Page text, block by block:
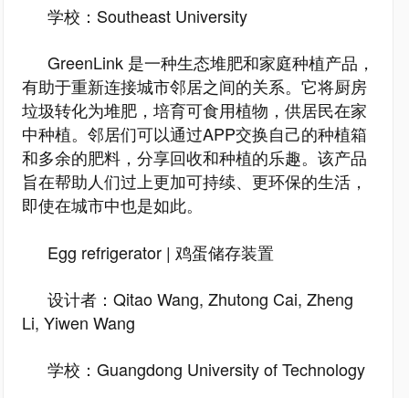
学校：Southeast University
GreenLink 是一种生态堆肥和家庭种植产品，
有助于重新连接城市邻居之间的关系。它将厨房
垃圾转化为堆肥，培育可食用植物，供居民在家
中种植。邻居们可以通过APP交换自己的种植箱
和多余的肥料，分享回收和种植的乐趣。该产品
旨在帮助人们过上更加可持续、更环保的生活，
即使在城市中也是如此。
Egg refrigerator | 鸡蛋储存装置
设计者：Qitao Wang, Zhutong Cai, Zheng
Li, Yiwen Wang
学校：Guangdong University of Technology